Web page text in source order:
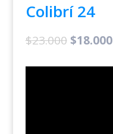
Colibrí 24
$23.000 $18.000